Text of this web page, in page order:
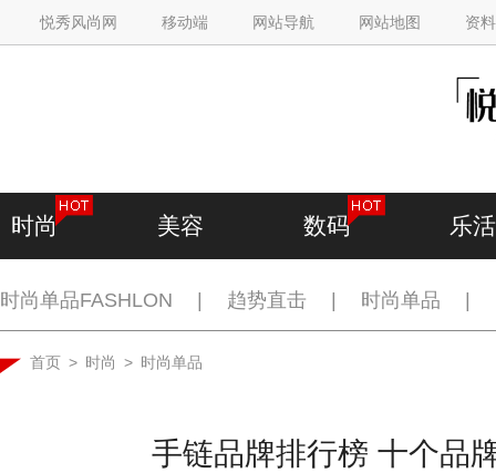
悦秀风尚网 移动端 网站导航 网站地图 资
时尚 美容 数码 乐活
时尚单品FASHLON 趋势直击 时尚单品
首页 > 时尚 > 时尚单品
手链品牌排行榜 十个品